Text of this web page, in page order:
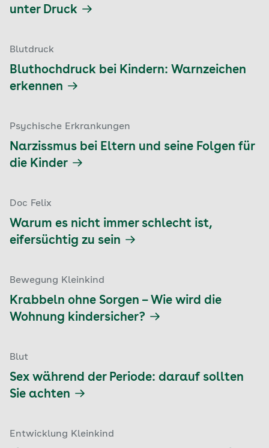
unter Druck
Blutdruck
Bluthochdruck bei Kindern: Warnzeichen
erkennen
Psychische Erkrankungen
Narzissmus bei Eltern und seine Folgen für
die Kinder
Doc Felix
Warum es nicht immer schlecht ist,
eifersüchtig zu sein
Bewegung Kleinkind
Krabbeln ohne Sorgen – Wie wird die
Wohnung kindersicher?
Blut
Sex während der Periode: darauf sollten
Sie achten
Entwicklung Kleinkind